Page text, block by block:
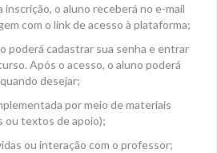
inscrição, o aluno receberá no e-mail
com o link de acesso à plataforma;
poderá cadastrar sua senha e entrar
Após o acesso, o aluno poderá
desejar;
por meio de materiais
ou textos de apoio);
ou interação com o professor;